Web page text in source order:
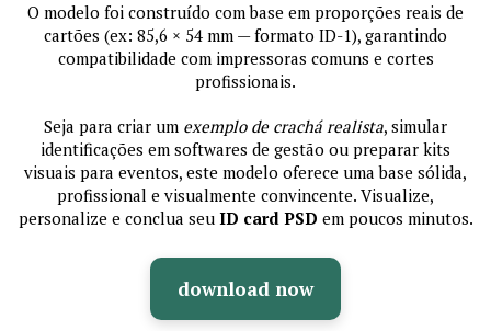
O modelo foi construído com base em proporções reais de
cartões (ex: 85,6 × 54 mm — formato ID-1), garantindo
compatibilidade com impressoras comuns e cortes
profissionais.
Seja para criar um exemplo de crachá realista, simular
identificações em softwares de gestão ou preparar kits
visuais para eventos, este modelo oferece uma base sólida,
profissional e visualmente convincente. Visualize,
personalize e conclua seu ID card PSD em poucos minutos.
download now